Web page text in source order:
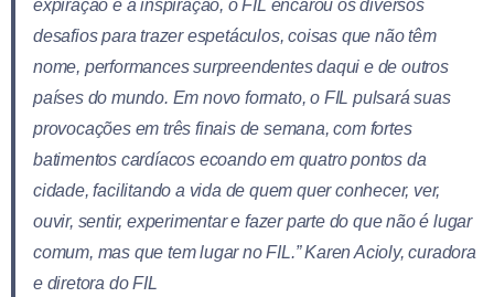
expiração e a inspiração, o FIL encarou os diversos
desafios para trazer espetáculos, coisas que não têm
nome, performances surpreendentes daqui e de outros
países do mundo. Em novo formato, o FIL pulsará suas
provocações em três finais de semana, com fortes
batimentos cardíacos ecoando em quatro pontos da
cidade, facilitando a vida de quem quer conhecer, ver,
ouvir, sentir, experimentar e fazer parte do que não é lugar
comum, mas que tem lugar no FIL.” Karen Acioly, curadora
e diretora do FIL